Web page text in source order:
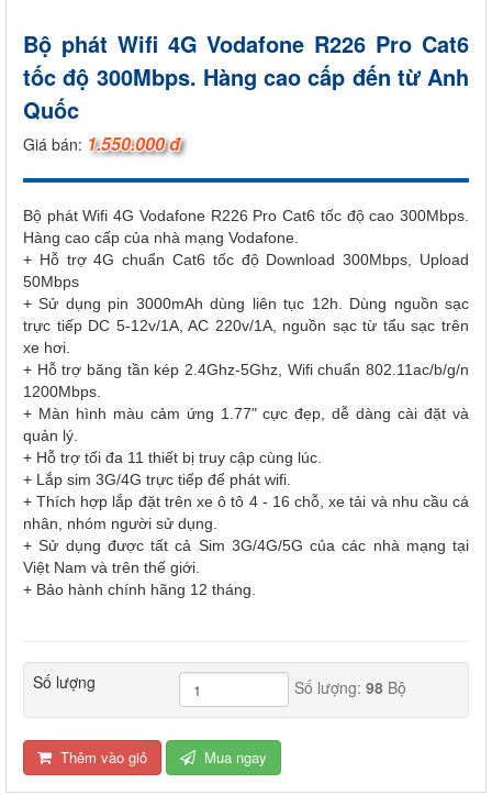
Bộ phát Wifi 4G Vodafone R226 Pro Cat6
tốc độ 300Mbps. Hàng cao cấp đến từ Anh
Quốc
Giá bán: 1.550.000 đ
Bộ phát Wifi 4G Vodafone R226 Pro Cat6 tốc độ cao 300Mbps.
Hàng cao cấp của nhà mạng Vodafone.
+ Hỗ trợ 4G chuẩn Cat6 tốc độ Download 300Mbps, Upload
50Mbps
+ Sử dụng pin 3000mAh dùng liên tục 12h. Dùng nguồn sạc
trực tiếp DC 5-12v/1A, AC 220v/1A, nguồn sạc từ tẩu sạc trên
xe hơi.
+ Hỗ trợ băng tần kép 2.4Ghz-5Ghz, Wifi chuẩn 802.11ac/b/g/n
1200Mbps.
+ Màn hình màu cảm ứng 1.77" cực đẹp, dễ dàng cài đặt và
quản lý.
+ Hỗ trợ tối đa 11 thiết bị truy cập cùng lúc.
+ Lắp sim 3G/4G trực tiếp để phát wifi.
+ Thích hợp lắp đặt trên xe ô tô 4 - 16 chỗ, xe tải và nhu cầu cá
nhân, nhóm người sử dụng.
+ Sử dụng được tất cả Sim 3G/4G/5G của các nhà mạng tại
Việt Nam và trên thế giới.
+ Bảo hành chính hãng 12 tháng.
Số lượng Số lượng: 98Bộ
Thêm vào giỏ Mua ngay